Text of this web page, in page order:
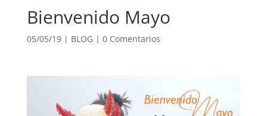
Bienvenido Mayo
05/05/19| BLOG | 0 Comentarios